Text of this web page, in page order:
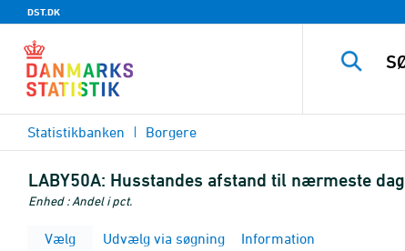
DST.DK
Statistikbanken Borgere
LABY50A: Husstandes afstand til nærmeste
Enhed : Andel i pct.
Vælg Udvælg via søgning Information